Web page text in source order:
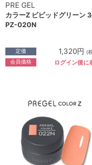
PRE GEL
カラーZ ビビッドグリーン
PZ-020N
定価 1,320円 (
会員価格 ログイン後に